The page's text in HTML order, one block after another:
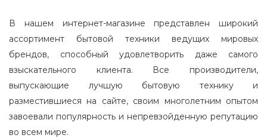
В нашем интернет-магазине представлен широкий
ассортимент бытовой техники ведущих мировых
брендов, способный удовлетворить даже самого
взыскательного клиента. Все производители,
выпускающие лучшую бытовую технику и
разместившиеся на сайте, своим многолетним опытом
завоевали популярность и непревзойденную репутацию
во всем мире.